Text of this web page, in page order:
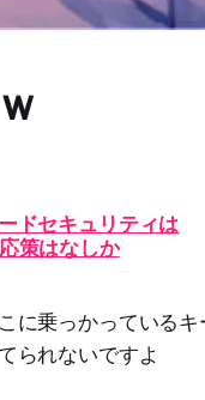
ドセキュリティは
策はなしか
に乗っかっているキ
られないですよ